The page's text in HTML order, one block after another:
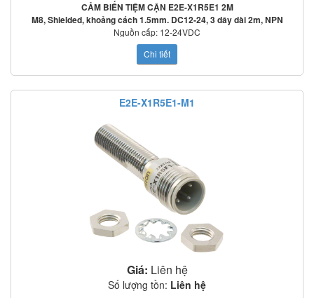
CẢM BIẾN TIỆM CẬN E2E-X1R5E1 2M
M8, Shielded, khoảng cách 1.5mm. DC12-24, 3 dây dài 2m, NPN
Nguồn cấp: 12-24VDC
Tần số đáp ứng: 2000Hz
Mạch bảo vệ: Ngược cực cấp nguồn, quá áp tức thời, ngắn mạch ngõ ra
Nhiệt độ làm việc: -25
Tiêu chuẩn: IEC60529: IP67
Hướng dẫn đấu dây Cảm biến tiệm cận PNP OMRON E2E-X1R5F1
2M:
Chi tiết
E2E-X1R5E1-M1
Giá: Liên hệ
Số lượng tồn: Liên hệ